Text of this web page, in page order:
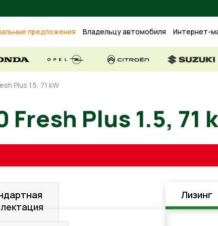
предложения Владельцу автомобиля Интернет-
Plus 1.5, 71 kW
Fresh Plus 1.5,
Лизинг